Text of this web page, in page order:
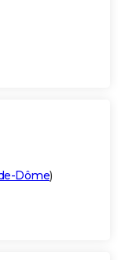
Dôme)